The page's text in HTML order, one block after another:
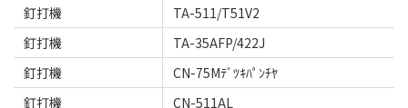
釘打機
TA-511/T51V2
釘打機
TA-35AFP/422J
釘打機
CN-75Mﾃﾞﾂｷﾊﾟﾝﾁﾔ
釘打機
CN-511AL